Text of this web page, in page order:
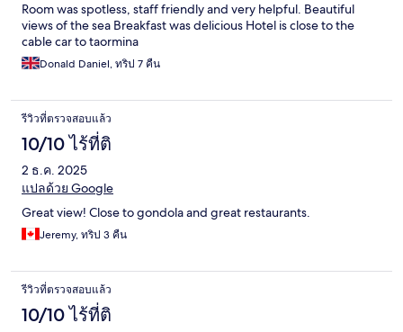
Room was spotless, staff friendly and very helpful. Beautiful
views of the sea Breakfast was delicious Hotel is close to the
cable car to taormina
Donald Daniel, ทริป 7 คืน
รีวิวที่ตรวจสอบแล้ว
10/10 ไร้ที่ติ
2 ธ.ค. 2025
แปลด้วย Google
Great view! Close to gondola and great restaurants.
Jeremy, ทริป 3 คืน
รีวิวที่ตรวจสอบแล้ว
10/10 ไร้ที่ติ